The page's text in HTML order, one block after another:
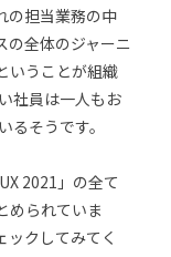
の担当業務の中
の全体のジャーニ
いうことが組織
社員は一人もお
るそうです。
2021」の全て
められていま
クしてみてく